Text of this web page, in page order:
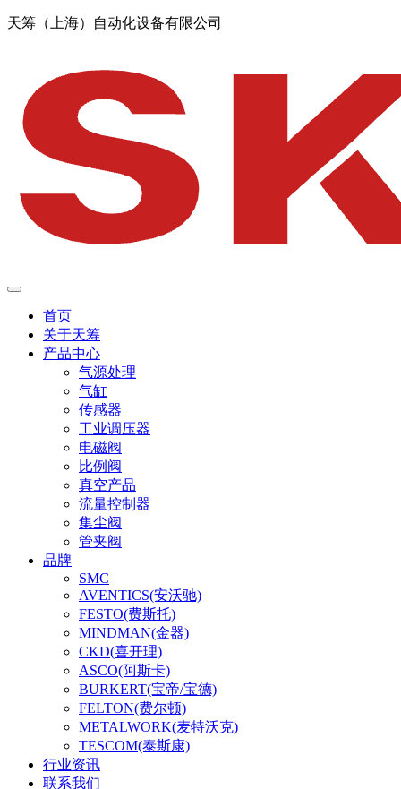
天筹（上海）自动化设备有限公司
首页
关于天筹
产品中心
气源处理
气缸
传感器
工业调压器
电磁阀
比例阀
真空产品
流量控制器
集尘阀
管夹阀
品牌
SMC
AVENTICS(安沃驰)
FESTO(费斯托)
MINDMAN(金器)
CKD(喜开理)
ASCO(阿斯卡)
BURKERT(宝帝/宝德)
FELTON(费尔顿)
METALWORK(麦特沃克)
TESCOM(泰斯康)
行业资讯
联系我们